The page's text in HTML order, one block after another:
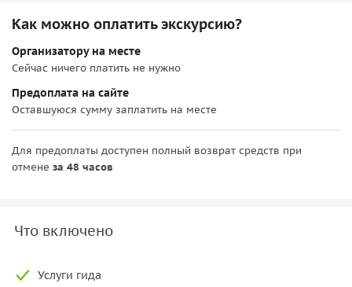
Как можно оплатить экскурсию?
Организатору на месте
Сейчас ничего платить не нужно
Предоплата на сайте
Оставшуюся сумму заплатить на месте
Для предоплаты доступен полный возврат средств при
отмене за 48 часов
Что включено
Услуги гида